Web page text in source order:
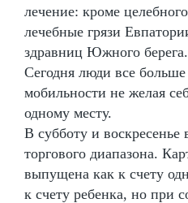
лечение: кроме
лечебные грязи
здравниц Южного берега.
Сегодня люди все
мобильности не желая
одному месту.
В субботу и воскресенье
торгового диапазона.
выпущена как к счету
к счету ребенка, но при